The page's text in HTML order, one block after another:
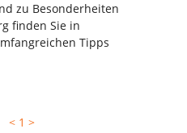
zu Besonderheiten
finden Sie in
Tipps
< 1 >